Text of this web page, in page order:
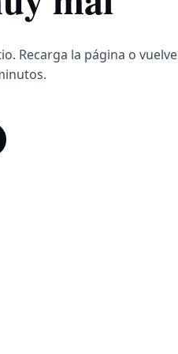
Recarga la página o vuelve